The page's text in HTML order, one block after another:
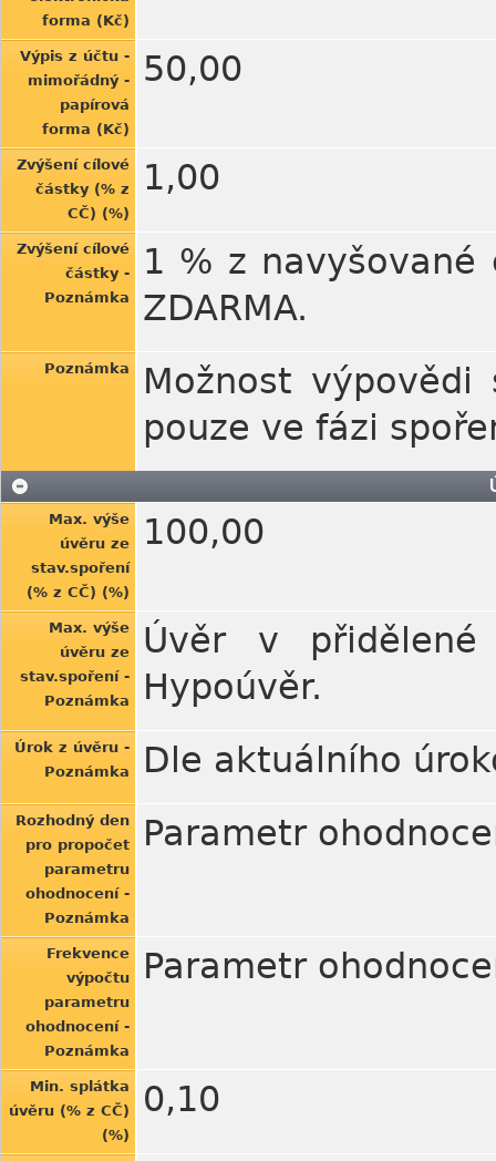
forma (Kč)
Výpis z účtu -
mimořádný -
papírová
forma (Kč)
50,00
Zvýšení cílové
částky (% z
CČ) (%)
1,00
Zvýšení cílové
částky -
Poznámka
1 % z
ZDARMA.
Poznámka
Možnost
pouze ve fázi
Max. výše
úvěru ze
stav.spoření
(% z CČ) (%)
100,00
Max. výše
úvěru ze
stav.spoření -
Poznámka
Úvěr v
Hypoúvěr.
Úrok z úvěru -
Poznámka
Dle aktuálního
Rozhodný den
pro propočet
parametru
ohodnocení -
Poznámka
Parametr
Frekvence
výpočtu
parametru
ohodnocení -
Poznámka
Parametr
Min. splátka
úvěru (% z CČ)
(%)
0,10